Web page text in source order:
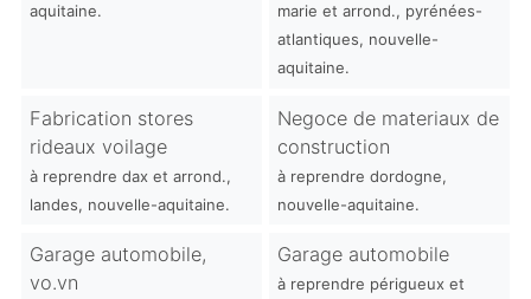
aquitaine.
marie et arrond., pyrénées-
atlantiques, nouvelle-
aquitaine.
Fabrication stores
rideaux voilage
à reprendre dax et arrond.,
landes, nouvelle-aquitaine.
Negoce de materiaux de
construction
à reprendre dordogne,
nouvelle-aquitaine.
Garage automobile,
vo.vn
Garage automobile
à reprendre périgueux et